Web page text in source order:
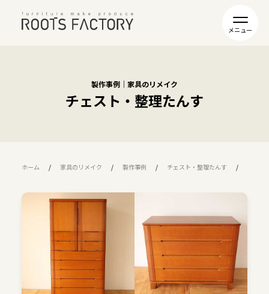
製作事例｜家具のリメイク
チェスト・整理たんす
ホーム 家具のリメイク 製作事例 チェスト・整理たんす